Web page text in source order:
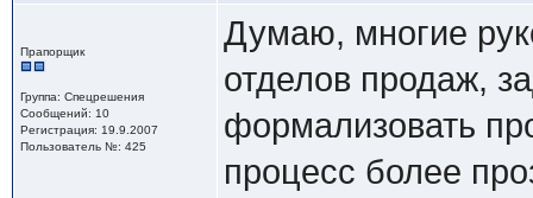
Прапорщик
Группа: Спецрешения
Сообщений: 10
Регистрация: 19.9.2007
Пользователь №: 425
Думаю, многие
отделов продаж,
формализовать
процесс более